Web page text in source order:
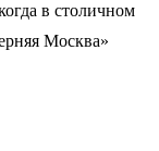
в столичном
Москва»